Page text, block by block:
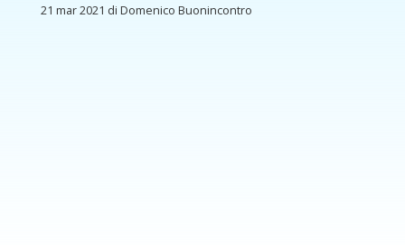
21 mar 2021 di Domenico Buonincontro